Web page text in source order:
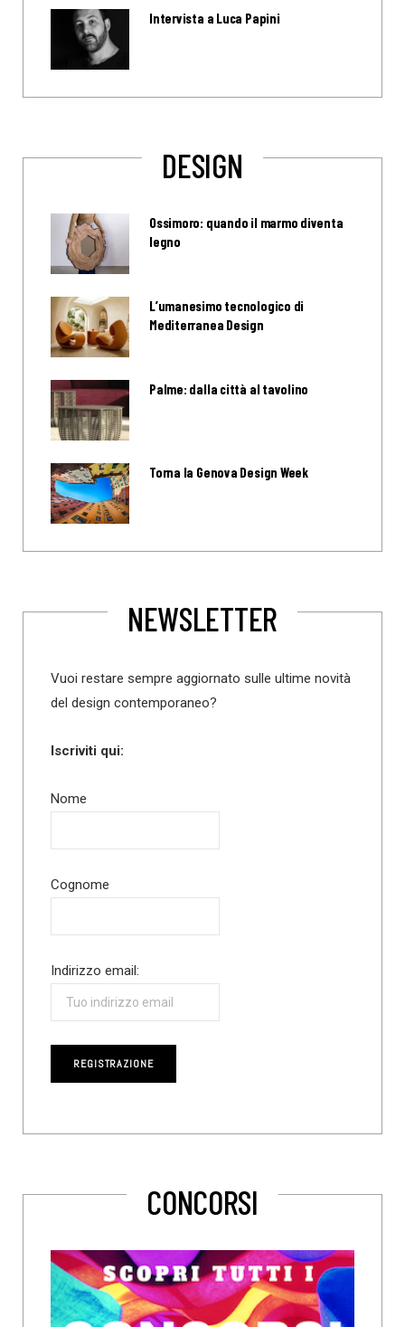
Intervista a Luca Papini
DESIGN
Ossimoro: quando il marmo diventa
legno
L’umanesimo tecnologico di
Mediterranea Design
Palme: dalla città al tavolino
Torna la Genova Design Week
NEWSLETTER
Vuoi restare sempre aggiornato sulle ultime novità
del design contemporaneo?
Iscriviti qui:
Nome
Cognome
Indirizzo email:
CONCORSI